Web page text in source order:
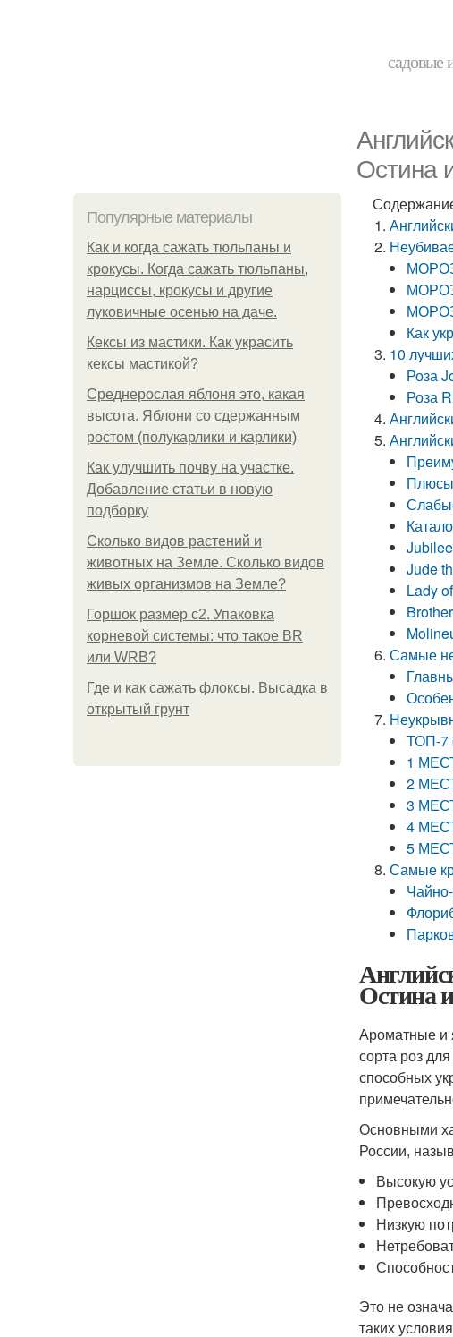
садовые
Остина
Популярные материалы
Как и когда сажать тюльпаны и
крокусы. Когда сажать тюльпаны,
нарциссы, крокусы и другие
луковичные осенью на даче.
Кексы из мастики. Как украсить
кексы мастикой?
Среднерослая яблоня это, какая
высота. Яблони со сдержанным
ростом (полукарлики и карлики)
Как улучшить почву на участке.
Добавление статьи в новую
подборку
Сколько видов растений и
животных на Земле. Сколько видов
живых организмов на Земле?
Горшок размер с2. Упаковка
корневой системы: что такое BR
или WRB?
Где и как сажать флоксы. Высадка в
открытый грунт
Как
10
Роза
Роза
Плюсы
Jude
Lady
Самые
ТОП-7
1
2
3
4
5
Самые
Остина
Ароматные и
сорта роз
способных
Основными
России,
Высокую
Низкую
Это не
таких